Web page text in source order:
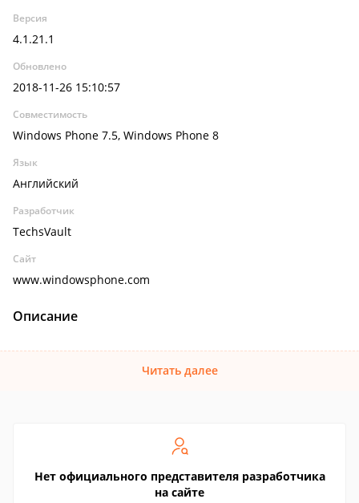
Версия
4.1.21.1
Обновлено
2018-11-26 15:10:57
Совместимость
Windows Phone 7.5, Windows Phone 8
Язык
Английский
Разработчик
TechsVault
Сайт
www.windowsphone.com
Описание
Читать далее
Нет официального представителя разработчика
на сайте